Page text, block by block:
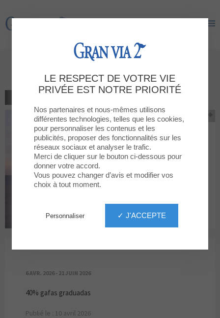
Gran Via 2
6 AVR. 2026 - 21 JUIN 2026
40% gafas graduadas
Publié le : 10 avril 2026
LE RESPECT DE VOTRE VIE
PRIVÉE EST NOTRE PRIORITÉ
Nos partenaires et nous-mêmes utilisons
différentes technologies, telles que les cookies,
pour personnaliser les contenus et les
publicités, proposer des fonctionnalités sur les
réseaux sociaux et analyser le trafic.
Merci de cliquer sur le bouton ci-dessous pour
donner votre accord.
Vous pouvez changer d’avis et modifier vos
choix à tout moment.
✓ J'ACCEPTE
Personnaliser